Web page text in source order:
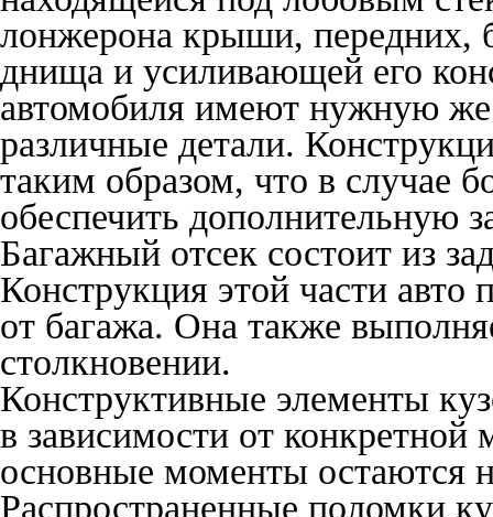
лонжерона крыши, передних,
днища и усиливающей его
автомобиля имеют нужную
различные детали.
таким образом, что в случае
обеспечить дополнительную
Багажный отсек состоит из
Конструкция этой части авто
от багажа. Она также
столкновении.
Конструктивные элементы
в зависимости от
основные моменты остаются
Распространенные поломки